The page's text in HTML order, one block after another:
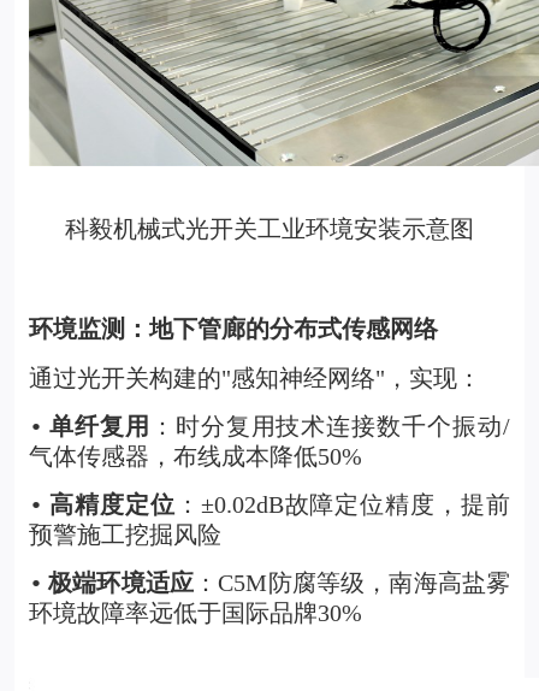
科毅机械式光开关工业环境安装示意图
环境监测：地下管廊的分布式传感网络
通过光开关构建的"感知神经网络"，实现：
• 单纤复用 ：时分复用技术连接数千个振动/
气体传感器，布线成本降低50%
• 高精度定位 ：±0.02dB故障定位精度，提前
预警施工挖掘风险
• 极端环境适应 ：C5M防腐等级，南海高盐雾
环境故障率远低于国际品牌30%